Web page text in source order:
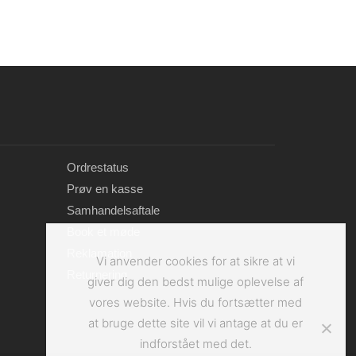
Ordrestatus
Prøv en kasse
Samhandelsaftale
Returnering
Vi anvender cookies for at sikre at vi
giver dig den bedst mulige oplevelse af
vores website. Hvis du fortsætter med
at bruge dette site vil vi antage at du er
indforstået med det.